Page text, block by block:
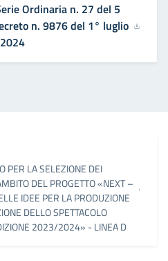
Ordinaria n. 27 del 5
n. 9876 del 1° luglio
PER LA SELEZIONE DEI
DEL PROGETTO «NEXT –
IDEE PER LA PRODUZIONE
DELLO SPETTACOLO
2023/2024» - LINEA D